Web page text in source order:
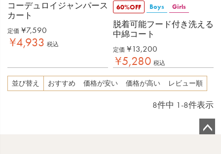
コーデュロイジャンパース
カート
定価 ¥7,590
¥4,933 税込
60%OFF Boys Girls
脱着可能フード付き洗える
中綿コート
定価 ¥ 13,200
¥5,280 税込
並び替え おすすめ 価格が安い 価格が高い レビュー順
8件中 1 -8件表示